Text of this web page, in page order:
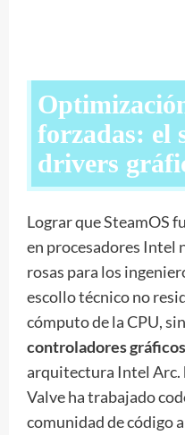
forzadas: el
drivers
Lograr que SteamOS
en procesadores Intel
rosas para los
escollo técnico no
cómputo de la CPU,
controladores
arquitectura Intel Arc.
Valve ha trabajado
comunidad de código